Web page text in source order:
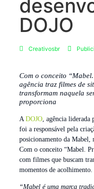
DOJO
Creativosbr
Com o conceito
agência traz filmes de
transformam naquela
proporciona
A DOJO , agência
foi a responsável pela
posicionamento da Mabel,
Com o conceito “Mabel.
com filmes que buscam
momentos de acolhimento.
“Mabel é uma marca